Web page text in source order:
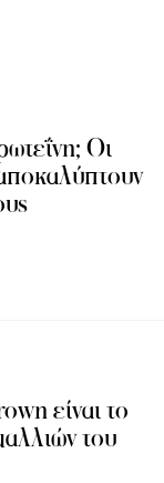
Οι
είναι το
του